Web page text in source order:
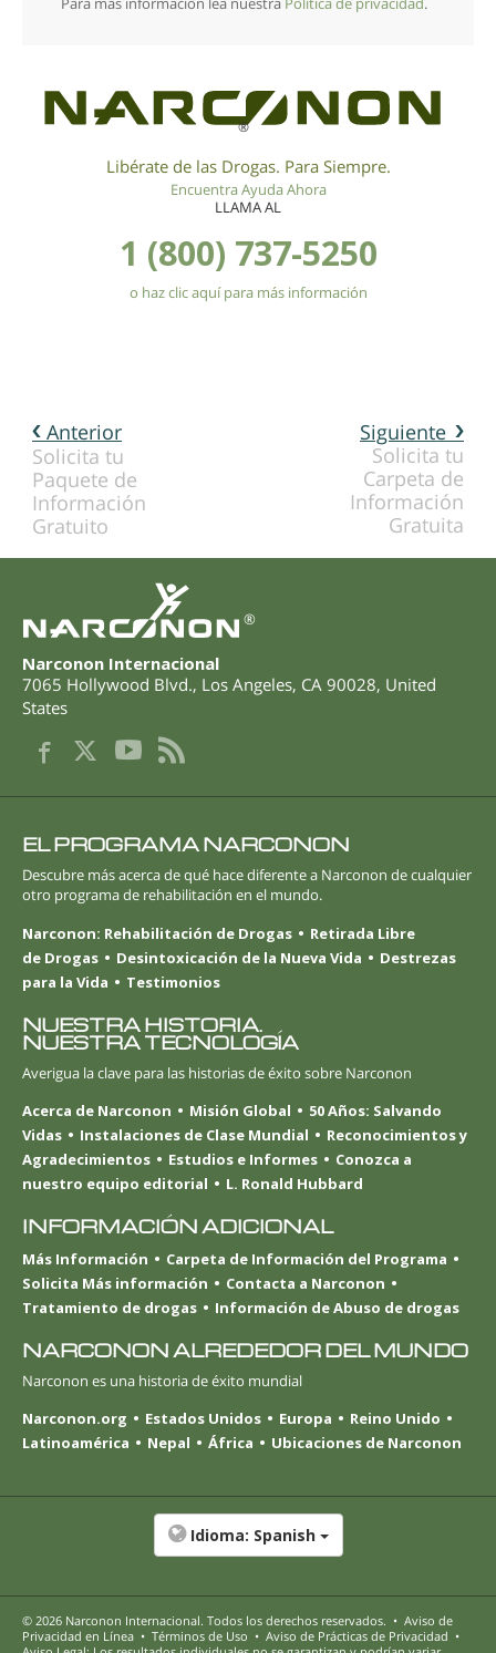
®
Libérate de las Drogas. Para Siempre.
Encuentra Ayuda Ahora
LLAMA AL
1 (800) 737-5250
o haz clic aquí para más información
Siguiente
Solicita tu
Carpeta de
Información
Gratuita
Anterior
Solicita tu
Paquete de
Información
Gratuito
®
Narconon Internacional
7065 Hollywood Blvd., Los Angeles, CA 90028, United
States
EL PROGRAMA NARCONON
Descubre más acerca de qué hace diferente a Narconon de cualquier
otro programa de rehabilitación en el mundo.
Narconon: Rehabilitación de Drogas
Retirada Libre
de Drogas
Desintoxicación de la Nueva Vida
Destrezas
para la Vida
Testimonios
NUESTRA HISTORIA.
NUESTRA TECNOLOGÍA
Averigua la clave para las historias de éxito sobre Narconon
Acerca de Narconon
Misión Global
50 Años: Salvando
Vidas
Instalaciones de Clase Mundial
Reconocimientos y
Agradecimientos
Estudios e Informes
Conozca a
nuestro equipo editorial
L. Ronald Hubbard
INFORMACIÓN ADICIONAL
Más Información
Carpeta de Información del Programa
Solicita Más información
Contacta a Narconon
Tratamiento de drogas
Información de Abuso de drogas
NARCONON ALREDEDOR DEL MUNDO
Narconon es una historia de éxito mundial
Narconon.org
Estados Unidos Europa
Reino Unido
Latinoamérica
Nepal África Ubicaciones de Narconon
Idioma: Spanish
© 2026 Narconon Internacional. Todos los derechos reservados. • Aviso de
Privacidad en Línea • Términos de Uso • Aviso de Prácticas de Privacidad •